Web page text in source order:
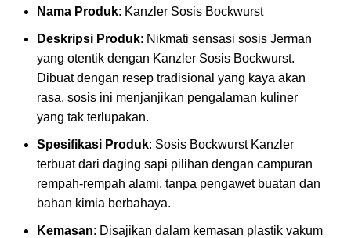
Nama Produk: Kanzler Sosis Bockwurst
Deskripsi Produk: Nikmati sensasi sosis Jerman
yang otentik dengan Kanzler Sosis Bockwurst.
Dibuat dengan resep tradisional yang kaya akan
rasa, sosis ini menjanjikan pengalaman kuliner
yang tak terlupakan.
Spesifikasi Produk: Sosis Bockwurst Kanzler
terbuat dari daging sapi pilihan dengan campuran
rempah-rempah alami, tanpa pengawet buatan dan
bahan kimia berbahaya.
Kemasan: Disajikan dalam kemasan plastik vakum